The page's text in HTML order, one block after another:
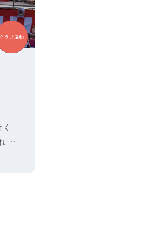
中学
高校
クラブ活動
た